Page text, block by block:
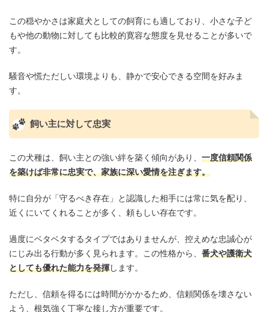
この穏やかさは家庭犬としての飼育にも適しており、小さな子ど
もや他の動物に対しても比較的寛容な態度を見せることが多いで
す。
騒音や慌ただしい環境よりも、静かで安心できる空間を好みま
す。
飼い主に対して忠実
この犬種は、飼い主との強い絆を築く傾向があり、 一度信頼関係
を築けば非常に忠実で、家族に深い愛情を注ぎます。
特に自分が「守るべき存在」と認識した相手には常に気を配り、
近くにいてくれることが多く、頼もしい存在です。
過度にベタベタするタイプではありませんが、控えめな忠誠心が
にじみ出る行動が多く見られます。この性格から、 番犬や護衛犬
としても優れた能力を発揮します。
ただし、信頼を得るには時間がかかるため、信頼関係を壊さない
よう、根気強く丁寧な接し方が重要です。